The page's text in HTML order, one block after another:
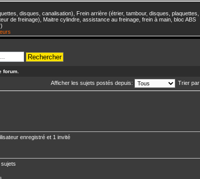
disques, canalisation), Frein arrière (étrier, tambour, disques, plaquettes,
de freinage), Maitre cylindre, assistance au freinage, frein à main, bloc ABS
forum.
Afficher les sujets postés depuis: Trier par
enregistré et 1 invité